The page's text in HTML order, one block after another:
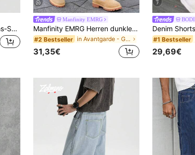
ROMWE MEN Herren-Jeans-Shorts mit lockerem Schnitt und Spinnen-Stickerei-Muster
20
Manfinity EMRG
Manfinity EMRG Herren dunkle schwarze verwaschen Gothik bestickte locker sitzende Streetstyle Shorts
#2 Bestseller in Avantgarde - Gothic/Punk Herren Jeansshorts
31,35€
7
BODI
#1 Bestseller
29,69€